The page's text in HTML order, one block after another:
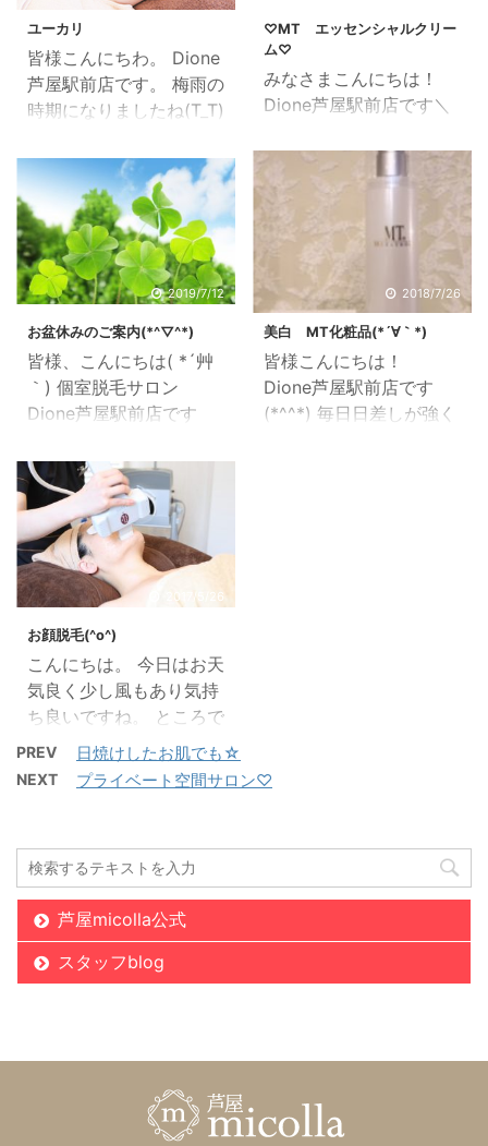
ユーカリ
皆様こんにちわ。 Dione
芦屋駅前店です。 梅雨の
時期になりましたね(T_T)
い日が続きカビ等も気に
なりますよね。 そんな時
は室内の空気清浄に ア
ロマオイルのユーカリが
効果的だそうです。 コア
ラが食べてるあのユーカ
リです。 殺菌消毒効果で
スッキリします。少し昔
なつかしいタイガーバー
ムの香りに似ています。
（ あ。タイガーバーム
^^;？ ） 同じ空気清浄
作用を持つ グレープフ
ルーツやレモンとも相性
が良くブレンドすると香
りも良くなります。 又
重曹に混ぜて玄関や ...
♡MT エッセンシャルクリー
ム♡
みなさまこんにちは！
Dione芦屋駅前店です＼
すね。気温もだいぶ下が
ってきました。 お肌も冬
支度の季節です。 本日は
MT化粧品 『エッセン
シャル・クリーム』のご
紹介をさせていただきま
す。 いつものお手入れの
最後にプラスして頂くと
とってもハリ・艶がアッ
プします(^o^) シワ た
るみに効果の高い成分を
2019/7/12
お盆休みのご案内(*^▽^*)
皆様、こんにちは( *´艸
｀) 個室脱毛サロン
Dione芦屋駅前店です
令和元年のお盆休みは、
8月12日(月)～16日(金)と
なりますm(__)m これか
ら本格的に暑くなってま
いりますが、体調にお気
を付けくださいね(*´ω
｀) お盆休みまでのご予
約にも、まだ余裕がござ
いますので是非ご体験の
ご予約などお待ち致して
おります( *´艸｀)
脱毛体験
2018/7/26
美白 MT化粧品(*´∀｀*)
皆様こんにちは！
Dione芦屋駅前店です
(*^^*) 毎日日差しが強く
紹介します(*^^*)
TPNa→お肌の内側で従
る 水 ...
2017/5/26
お顔脱毛(^o^)
こんにちは。 今日はお天
気良く少し風もあり気持
ち良いですね。 ところで
皆さんはお顔のうぶ毛は
処理されていますでしょ
うか？ 眉毛は形を整える
ないって方もいらっしゃ
るかと思います。 そもそ
もうぶ毛は処理して良い
のか？ 処理することで良
いこと沢山あるんです！
自分では目立たないと思
ことで 外見の美しさはグ
して良いことは ☆ 化
粧ノリがよくなりファン
PREV 日焼けしたお肌でも☆
NEXT プライベート空間サロン♡
芦屋micolla公式
スタッフblog